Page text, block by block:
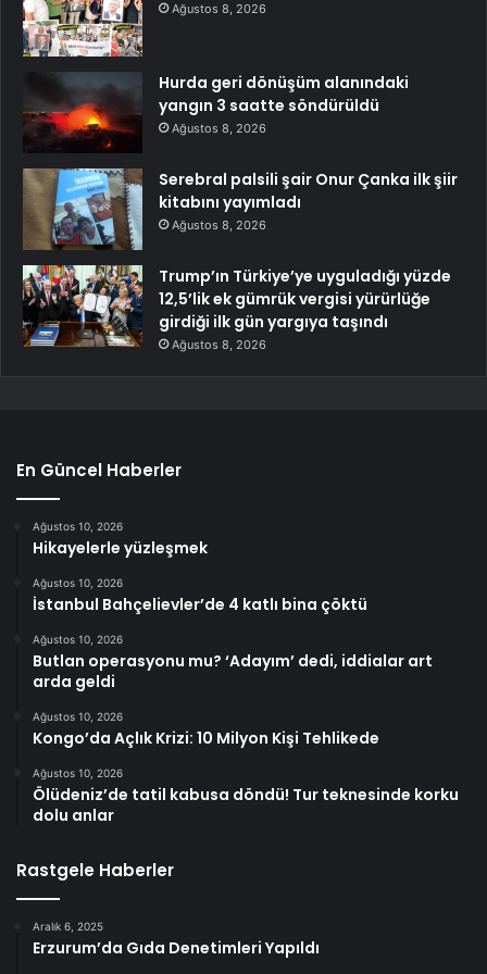
Ağustos 8, 2026
Hurda geri dönüşüm alanındaki
yangın 3 saatte söndürüldü
Ağustos 8, 2026
Serebral palsili şair Onur Çanka ilk şiir
kitabını yayımladı
Ağustos 8, 2026
Trump’ın Türkiye’ye uyguladığı yüzde
12,5’lik ek gümrük vergisi yürürlüğe
girdiği ilk gün yargıya taşındı
Ağustos 8, 2026
En Güncel Haberler
Ağustos 10, 2026
Hikayelerle yüzleşmek
Ağustos 10, 2026
İstanbul Bahçelievler’de 4 katlı bina çöktü
Ağustos 10, 2026
Butlan operasyonu mu? ‘Adayım’ dedi, iddialar art
arda geldi
Ağustos 10, 2026
Kongo’da Açlık Krizi: 10 Milyon Kişi Tehlikede
Ağustos 10, 2026
Ölüdeniz’de tatil kabusa döndü! Tur teknesinde korku
dolu anlar
Rastgele Haberler
Aralık 6, 2025
Erzurum’da Gıda Denetimleri Yapıldı